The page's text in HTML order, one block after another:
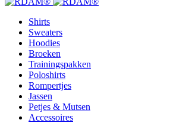
Shirts
Sweaters
Hoodies
Broeken
Trainingspakken
Poloshirts
Rompertjes
Jassen
Petjes & Mutsen
Accessoires